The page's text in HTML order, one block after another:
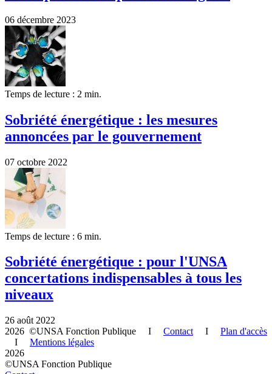
06 décembre 2023
Temps de lecture : 2 min.
Sobriété énergétique : les mesures
annoncées par le gouvernement
07 octobre 2022
Temps de lecture : 6 min.
Sobriété énergétique : pour l'UNSA
concertations indispensables à tous les
niveaux
26 août 2022
2026 ©UNSA Fonction Publique I Contact I Plan d'accès
I Mentions légales
2026
©UNSA Fonction Publique